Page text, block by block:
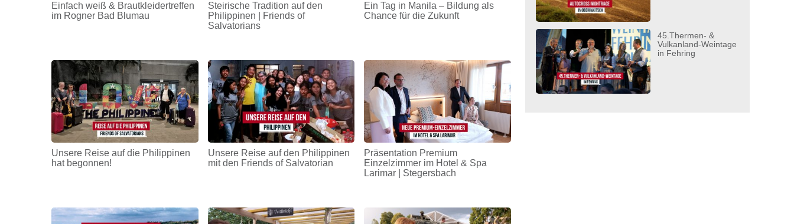
Einfach weiß & Brautkleidertreffen
im Rogner Bad Blumau
Steirische Tradition auf den
Philippinen | Friends of
Salvatorians
Ein Tag in Manila – Bildung als
Chance für die Zukunft
Unsere Reise auf die Philippinen
hat begonnen!
Unsere Reise auf den Philippinen
mit den Friends of Salvatorian
Präsentation Premium
Einzelzimmer im Hotel & Spa
Larimar | Stegersbach
45.Thermen- &
Vulkanland-Weintage
in Fehring